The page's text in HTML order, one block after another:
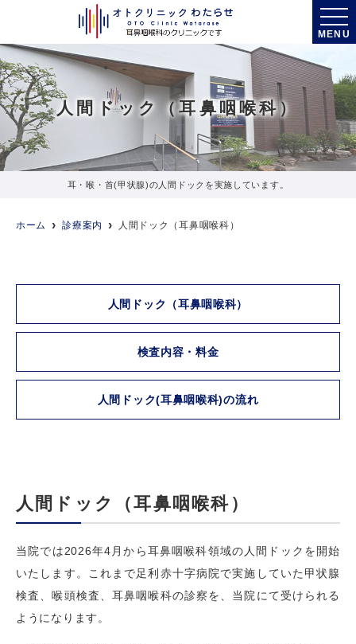
MENU
人間ドック（耳鼻咽喉科）
耳・喉・首(甲状腺)の人間ドックを実施しています。
ホーム 診療案内 人間ドック（耳鼻咽喉科）
人間ドック（耳鼻咽喉科）
検査内容・料金
人間ドック(耳鼻咽喉科)の流れ
人間ドック（耳鼻咽喉科）
当院では2026年4月から耳鼻咽喉科領域の人間ドックを開始
いたします。これまで足利赤十字病院で実施していた甲状腺
検査、喉頭検査、耳鼻咽喉科の診察を、当院にて受けられる
ようになります。